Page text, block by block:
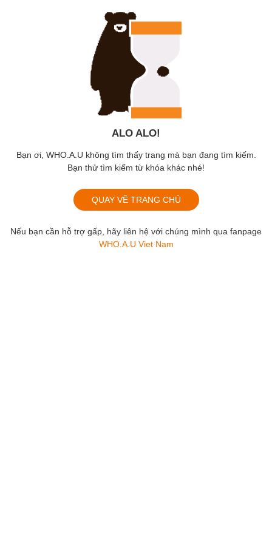
ALO ALO!
Bạn ơi, WHO.A.U không tìm thấy trang mà bạn đang tìm kiếm.
Bạn thử tìm kiếm từ khóa khác nhé!
QUAY VỀ TRANG CHỦ
Nếu bạn cần hỗ trợ gấp, hãy liên hệ với chúng mình qua fanpage
WHO.A.U Viet Nam